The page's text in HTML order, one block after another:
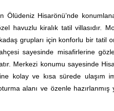
Ölüdeniz Hisarönü’nde
havuzlu kiralık tatil villasıdır.
grupları için konforlu bir tatil
sayesinde misafirlerine
Merkezi konumu sayesinde
kolay ve kısa sürede ulaşım
alanı ve özenle hazırlanmış